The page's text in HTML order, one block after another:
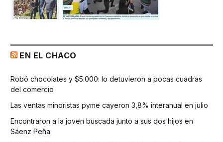
EN EL CHACO
Robó chocolates y $5.000: lo detuvieron a pocas cuadras
del comercio
Las ventas minoristas pyme cayeron 3,8% interanual en julio
Encontraron a la joven buscada junto a sus dos hijos en
Sáenz Peña